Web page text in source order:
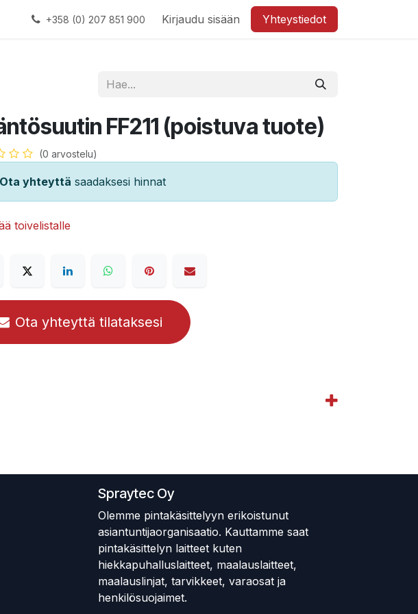
+358 (0) 207 851 900 Kirjaudu sisään Yhteystiedot
FF211 (poistuva tuote)
(0 arvostelu)
Ota yhteyttä saadaksesi hinnat
toivelistalle
Ota yhteyttä tilataksesi
Spraytec Oy
Olemme pintakäsittelyyn erikoistunut
asiantuntijaorganisaatio. Kauttamme saat
pintakäsittelyn laitteet kuten
hiekkapuhalluslaitteet, maalauslaitteet,
maalauslinjat, tarvikkeet, varaosat ja
henkilösuojaimet.